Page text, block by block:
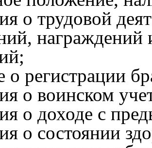
о трудовой
награждений
о регистрации
о воинском
о доходе с
о состоянии